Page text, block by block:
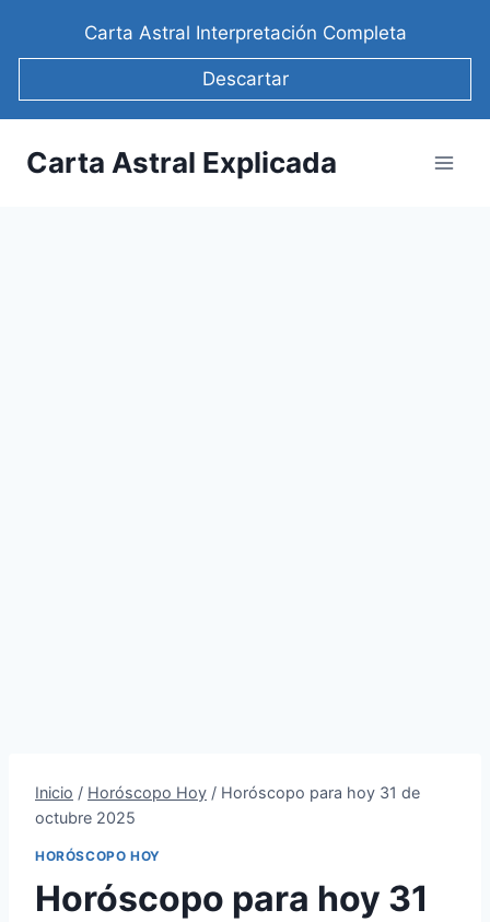
Carta Astral Interpretación Completa
Descartar
Carta Astral Explicada
Inicio / Horóscopo Hoy / Horóscopo para hoy 31 de
octubre 2025
HORÓSCOPO HOY
Horóscopo para hoy 31